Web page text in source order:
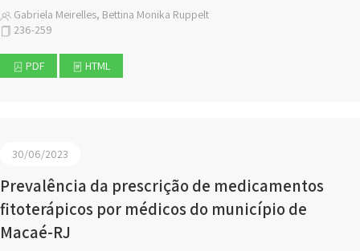
Gabriela Meirelles, Bettina Monika Ruppelt
236-259
PDF HTML
30/06/2023
Prevalência da prescrição de medicamentos
fitoterápicos por médicos do município de
Macaé-RJ